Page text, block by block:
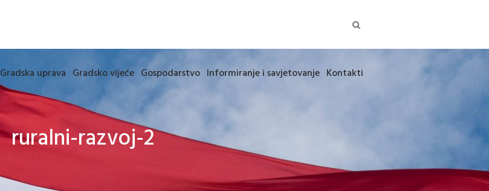
Gradska uprava Gradsko vijeće Gospodarstvo Informiranje i savjetovanje Kontakti
ruralni-razvoj-2